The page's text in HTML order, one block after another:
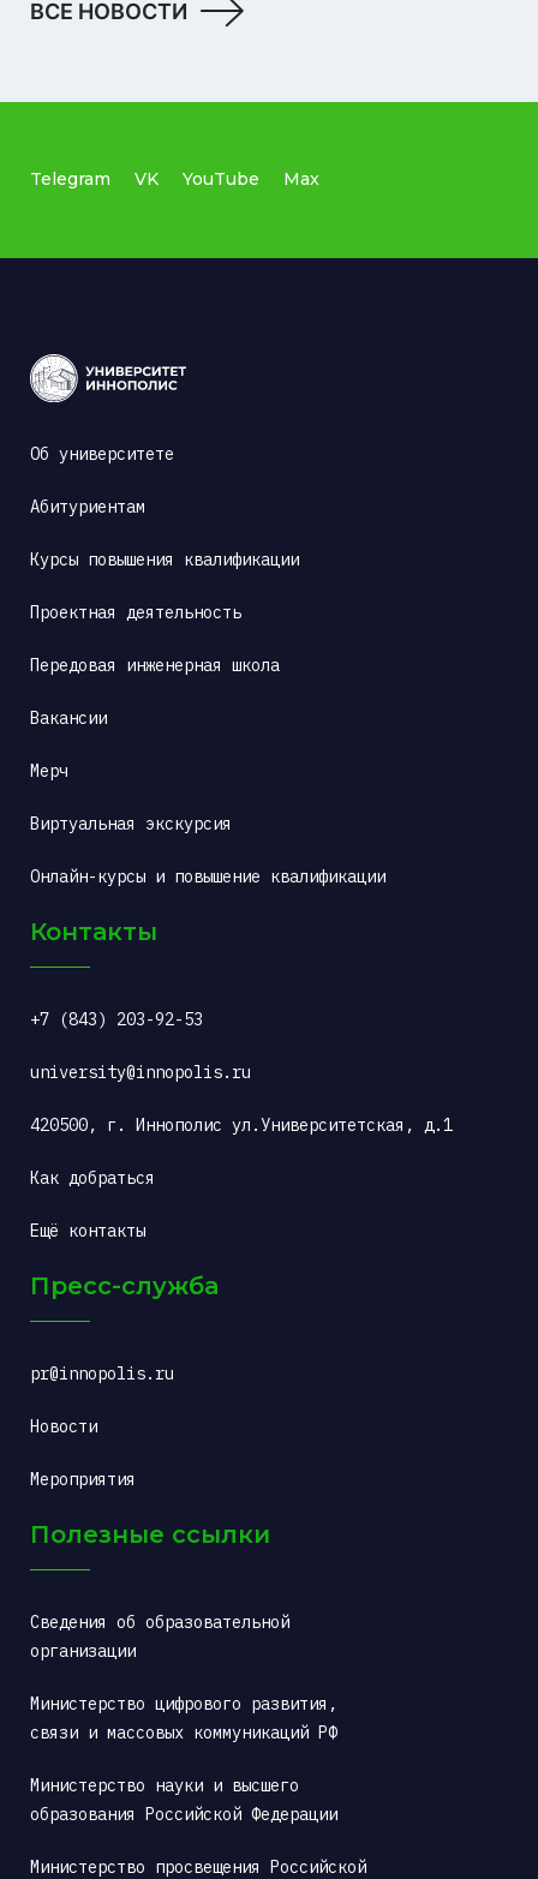
ВСЕ НОВОСТИ
Telegram VK YouTube Max
Об университете
Абитуриентам
Курсы повышения квалификации
Проектная деятельность
Передовая инженерная школа
Вакансии
Мерч
Виртуальная экскурсия
Онлайн-курсы и повышение квалификации
Контакты
+7 (843) 203-92-53
university@innopolis.ru
420500, г. Иннополис ул.Университетская, д.1
Как добраться
Ещё контакты
Пресс-служба
pr@innopolis.ru
Новости
Мероприятия
Полезные ссылки
Сведения об образовательной
организации
Министерство цифрового развития,
связи и массовых коммуникаций РФ
Министерство науки и высшего
образования Российской Федерации
Министерство просвещения Российской